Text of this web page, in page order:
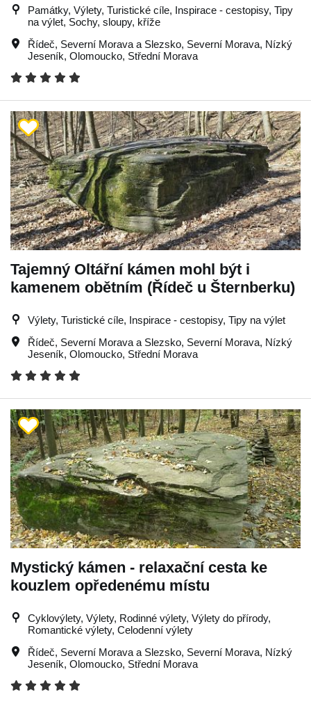
Památky, Výlety, Turistické cíle, Inspirace - cestopisy, Tipy
na výlet, Sochy, sloupy, kříže
Řídeč, Severní Morava a Slezsko, Severní Morava, Nízký
Jeseník, Olomoucko, Střední Morava
Tajemný Oltářní kámen mohl být i
kamenem obětním (Řídeč u Šternberku)
Výlety, Turistické cíle, Inspirace - cestopisy, Tipy na výlet
Řídeč, Severní Morava a Slezsko, Severní Morava, Nízký
Jeseník, Olomoucko, Střední Morava
Mystický kámen - relaxační cesta ke
kouzlem opředenému místu
Cyklovýlety, Výlety, Rodinné výlety, Výlety do přírody,
Romantické výlety, Celodenní výlety
Řídeč, Severní Morava a Slezsko, Severní Morava, Nízký
Jeseník, Olomoucko, Střední Morava